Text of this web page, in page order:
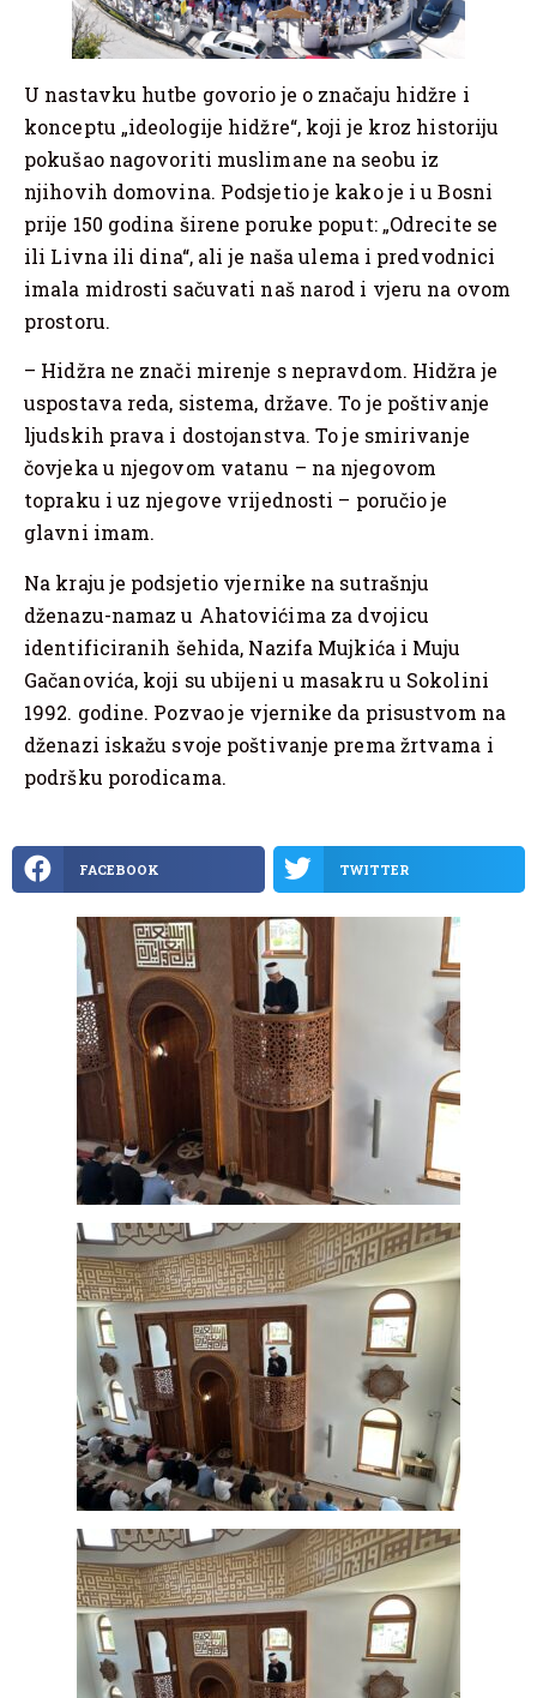
U nastavku hutbe govorio je o značaju hidžre i
konceptu „ideologije hidžre“, koji je kroz historiju
pokušao nagovoriti muslimane na seobu iz
njihovih domovina. Podsjetio je kako je i u Bosni
prije 150 godina širene poruke poput: „Odrecite se
ili Livna ili dina“, ali je naša ulema i predvodnici
imala midrosti sačuvati naš narod i vjeru na ovom
prostoru.
– Hidžra ne znači mirenje s nepravdom. Hidžra je
uspostava reda, sistema, države. To je poštivanje
ljudskih prava i dostojanstva. To je smirivanje
čovjeka u njegovom vatanu – na njegovom
topraku i uz njegove vrijednosti – poručio je
glavni imam.
Na kraju je podsjetio vjernike na sutrašnju
dženazu-namaz u Ahatovićima za dvojicu
identificiranih šehida, Nazifa Mujkića i Muju
Gačanovića, koji su ubijeni u masakru u Sokolini
1992. godine. Pozvao je vjernike da prisustvom na
dženazi iskažu svoje poštivanje prema žrtvama i
podršku porodicama.
FACEBOOK TWITTER